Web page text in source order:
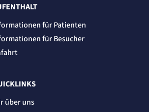
für Patienten
für Besucher
über uns